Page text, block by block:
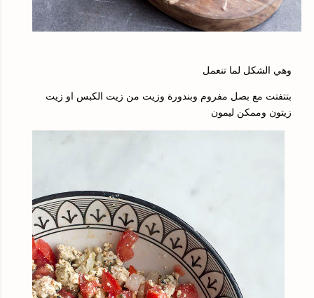
وهي الشكل لما تنعمل
بتتفتت مع بصل مفروم وبندورة وزيت من زيت الكبس او زيت
زيتون وممكن ليمون